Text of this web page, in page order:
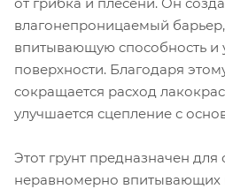
влагонепроницаемый
впитывающую способность и
поверхности. Благодаря
сокращается расход
улучшается сцепление с
Этот грунт предназначен
неравномерно